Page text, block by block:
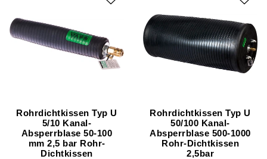
Rohrdichtkissen Typ U
5/10 Kanal-
Absperrblase 50-100
mm 2,5 bar Rohr-
Dichtkissen
Rohrdichtkissen Typ U
50/100 Kanal-
Absperrblase 500-1000
Rohr-Dichtkissen
2,5bar